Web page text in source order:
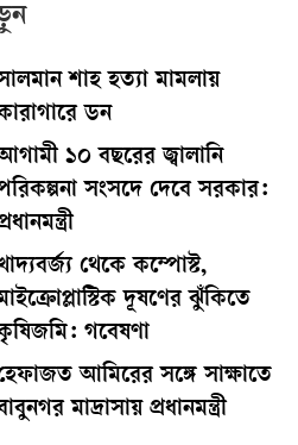
শাহ হত্যা মামলায়
ডন
১০ বছরের জ্বালানি
সংসদে দেবে সরকার:
থেকে কম্পোস্ট,
দূষণের ঝুঁকিতে
গবেষণা
আমিরের সঙ্গে সাক্ষাতে
মাদ্রাসায় প্রধানমন্ত্রী